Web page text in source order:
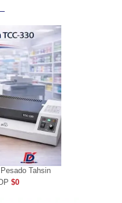
Tahsin
$0